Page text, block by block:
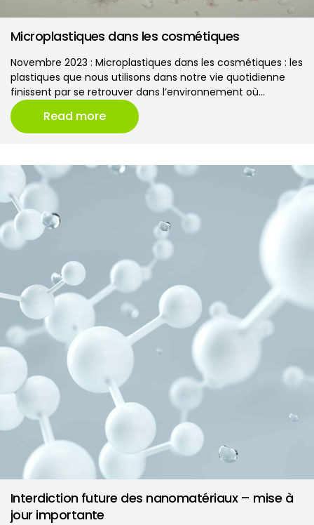
Microplastiques dans les cosmétiques
Novembre 2023 : Microplastiques dans les cosmétiques : les
plastiques que nous utilisons dans notre vie quotidienne
finissent par se retrouver dans l’environnement où…
Read more
Interdiction future des nanomatériaux – mise à
jour importante